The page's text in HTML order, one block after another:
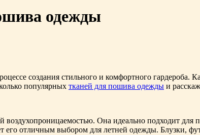
одежды
создания стильного и комфортного гардероба.
популярных тканей для пошива одежды и
воздухопроницаемостью. Она идеально подходит для
отличным выбором для летней одежды. Блузки,